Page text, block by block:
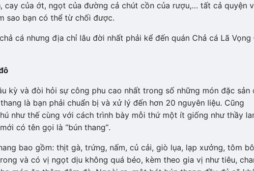
cay của ớt, ngọt của đường cả chút cồn của rượu,… tất cả quyện
sao bạn có thể từ chối được.
cá nhưng địa chỉ lâu đời nhất phải kể đến quán Chả cá Lã Vọng
kỳ và đòi hỏi sự công phu cao nhất trong số những món đặc sản
là bạn phải chuẩn bị và xử lý đến hơn 20 nguyên liệu. Cũng
như thế cùng với cách trình bày mỗi thứ một ít giống như thầy
có tên gọi là “bún thang”.
bao gồm: thịt gà, trứng, nấm, củ cải, giò lụa, lạp xưởng, tôm
và có vị ngọt dịu không quá béo, kèm theo gia vị như tiêu,